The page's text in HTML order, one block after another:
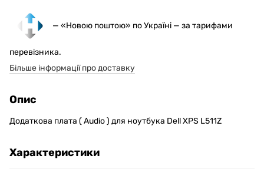
— «Новою поштою» по Україні — за тарифами
перевізника.
Більше інформації про доставку
Опис
Додаткова плата ( Audio ) для ноутбука Dell XPS L511Z
Характеристики